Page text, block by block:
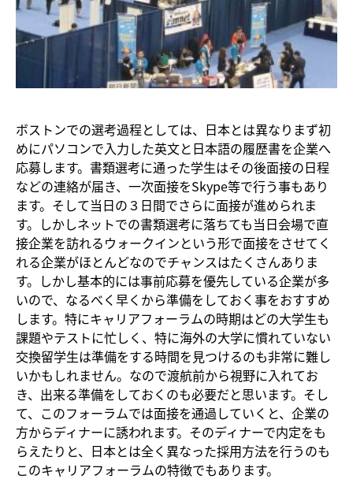
ボストンでの選考過程としては、日本とは異なりまず初
めにパソコンで入力した英文と日本語の履歴書を企業へ
応募します。書類選考に通った学生はその後面接の日程
などの連絡が届き、一次面接をSkype等で行う事もあり
ます。そして当日の３日間でさらに面接が進められま
す。しかしネットでの書類選考に落ちても当日会場で直
接企業を訪れるウォークインという形で面接をさせてく
れる企業がほとんどなのでチャンスはたくさんありま
す。しかし基本的には事前応募を優先している企業が多
いので、なるべく早くから準備をしておく事をおすすめ
します。特にキャリアフォーラムの時期はどの大学生も
課題やテストに忙しく、特に海外の大学に慣れていない
交換留学生は準備をする時間を見つけるのも非常に難し
いかもしれません。なので渡航前から視野に入れてお
き、出来る準備をしておくのも必要だと思います。そし
て、このフォーラムでは面接を通過していくと、企業の
方からディナーに誘われます。そのディナーで内定をも
らえたりと、日本とは全く異なった採用方法を行うのも
このキャリアフォーラムの特徴でもあります。